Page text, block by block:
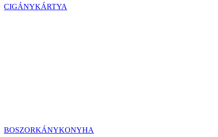
CIGÁNYKÁRTYA
BOSZORKÁNYKONYHA